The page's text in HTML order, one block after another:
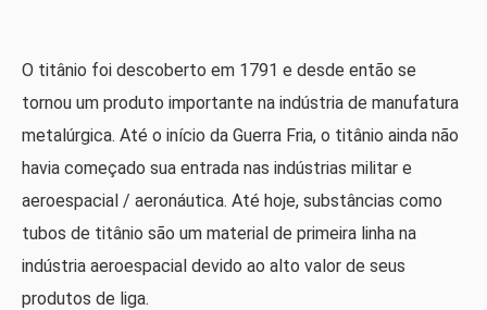
O titânio foi descoberto em 1791 e desde então se
tornou um produto importante na indústria de manufatura
metalúrgica. Até o início da Guerra Fria, o titânio ainda não
havia começado sua entrada nas indústrias militar e
aeroespacial / aeronáutica. Até hoje, substâncias como
tubos de titânio são um material de primeira linha na
indústria aeroespacial devido ao alto valor de seus
produtos de liga.